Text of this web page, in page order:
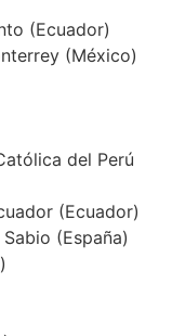
(Ecuador)
(México)
del Perú
(Ecuador)
(España)